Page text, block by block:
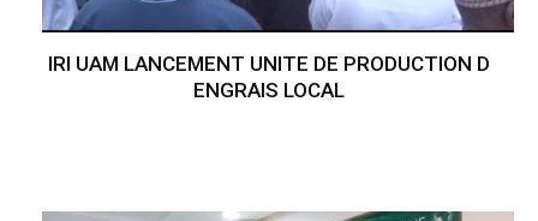
IRI UAM LANCEMENT UNITE DE PRODUCTION D
ENGRAIS LOCAL